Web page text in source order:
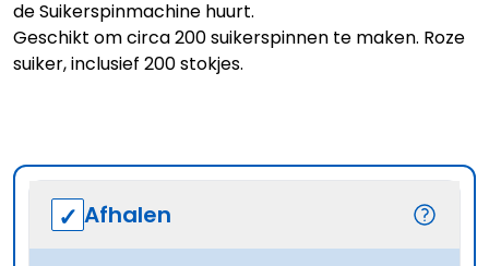
de Suikerspinmachine huurt.
Geschikt om circa 200 suikerspinnen te maken. Roze
suiker, inclusief 200 stokjes.
Afhalen